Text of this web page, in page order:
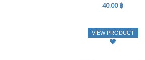
40.00 ฿
VIEW PRODUCT